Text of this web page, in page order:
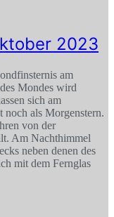
2023
am
Mondes wird
sich am
noch als Morgenstern.
von der
Am Nachthimmel
neben denen des
mit dem Fernglas